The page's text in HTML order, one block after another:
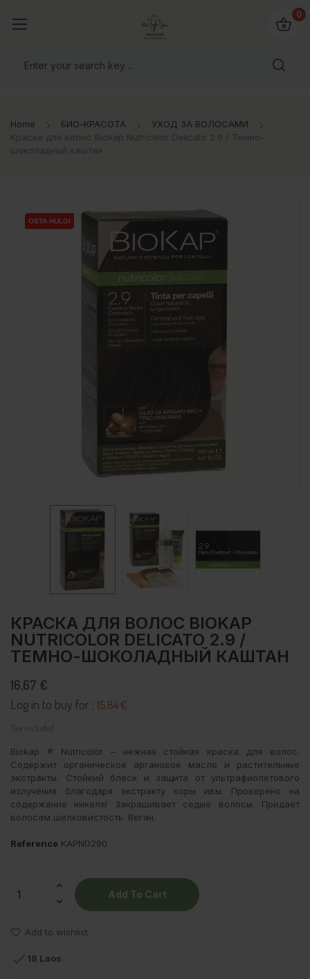
0
Home БИО-КРАСОТА
УХОД ЗА ВОЛОСАМИ
Краска для волос Biokap Nutricolor Delicato 2.9 / Темно-
шоколадный каштан
OSTA HULGI
OSTA HULGI
OSTA HULGI
КРАСКА ДЛЯ ВОЛОС BIOKAP
NUTRICOLOR DELICATO 2.9 /
ТЕМНО-ШОКОЛАДНЫЙ КАШТАН
16,67 €
Log in to buy for : 15.84 €
Tax included
Biokap ® Nutricolor – нежная стойкая краска для волос.
Содержит органическое аргановое масло и растительные
экстракты. Стойкий блеск и защита от ультрафиолетового
излучения благодаря экстракту коры ивы. Проверено на
содержание никеля! Закрашивает седые волосы. Придает
волосам шелковистость. Веган.
Reference KAPND290
Add To Cart
Add to wishlist
 18 Laos